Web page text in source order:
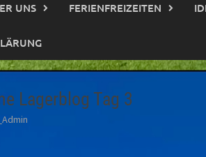
UNS FERIENFREIZEITEN
Lagerblog Tag 3